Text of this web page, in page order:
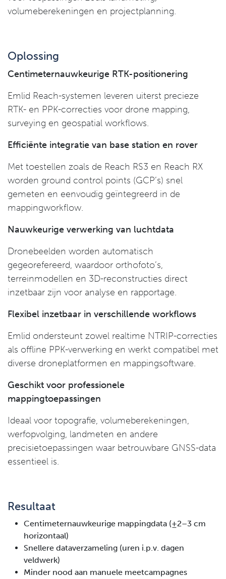
volumeberekeningen en projectplanning.
Oplossing
Centimeternauwkeurige RTK-positionering
Emlid Reach-systemen leveren uiterst precieze
RTK- en PPK-correcties voor drone mapping,
surveying en geospatial workflows.
Efficiënte integratie van base station en rover
Met toestellen zoals de Reach RS3 en Reach RX
worden ground control points (GCP’s) snel
gemeten en eenvoudig geïntegreerd in de
mappingworkflow.
Nauwkeurige verwerking van luchtdata
Dronebeelden worden automatisch
gegeorefereerd, waardoor orthofoto’s,
terreinmodellen en 3D-reconstructies direct
inzetbaar zijn voor analyse en rapportage.
Flexibel inzetbaar in verschillende workflows
Emlid ondersteunt zowel realtime NTRIP-correcties
als offline PPK-verwerking en werkt compatibel met
diverse droneplatformen en mappingsoftware.
Geschikt voor professionele
mappingtoepassingen
Ideaal voor topografie, volumeberekeningen,
werfopvolging, landmeten en andere
precisietoepassingen waar betrouwbare GNSS-data
essentieel is.
Resultaat
Centimeternauwkeurige mappingdata (±2–3 cm
horizontaal)
Snellere dataverzameling (uren i.p.v. dagen
veldwerk)
Minder nood aan manuele meetcampagnes